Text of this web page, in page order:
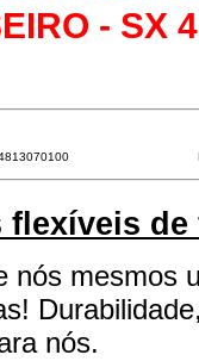
- SX
de
nós mesmos
nós.